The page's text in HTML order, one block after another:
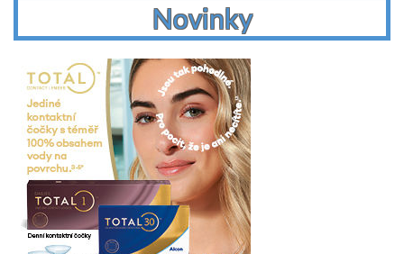
Novinky